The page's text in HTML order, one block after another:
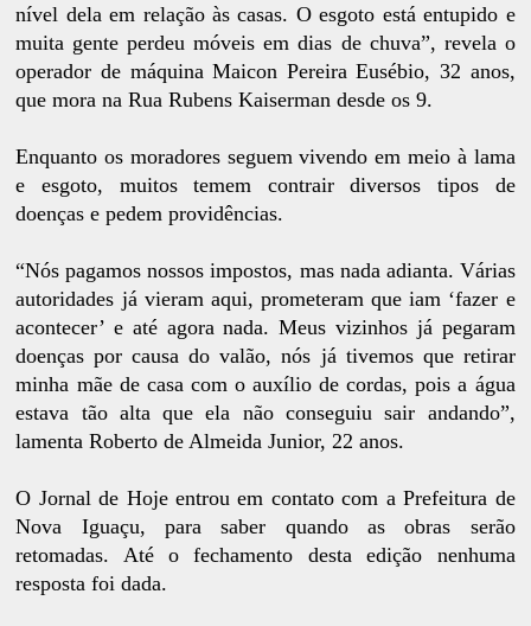
nível dela em relação às casas. O esgoto está entupido e
muita gente perdeu móveis em dias de chuva”, revela o
operador de máquina Maicon Pereira Eusébio, 32 anos,
que mora na Rua Rubens Kaiserman desde os 9.
Enquanto os moradores seguem vivendo em meio à lama
e esgoto, muitos temem contrair diversos tipos de
doenças e pedem providências.
“Nós pagamos nossos impostos, mas nada adianta. Várias
autoridades já vieram aqui, prometeram que iam ‘fazer e
acontecer’ e até agora nada. Meus vizinhos já pegaram
doenças por causa do valão, nós já tivemos que retirar
minha mãe de casa com o auxílio de cordas, pois a água
estava tão alta que ela não conseguiu sair andando”,
lamenta Roberto de Almeida Junior, 22 anos.
O Jornal de Hoje entrou em contato com a Prefeitura de
Nova Iguaçu, para saber quando as obras serão
retomadas. Até o fechamento desta edição nenhuma
resposta foi dada.